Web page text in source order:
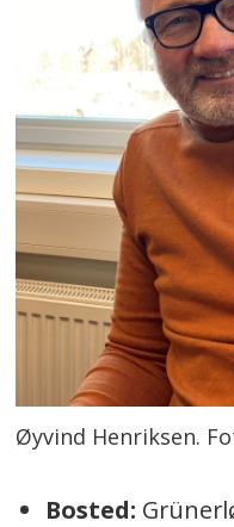
Øyvind Henriksen.
Bosted: